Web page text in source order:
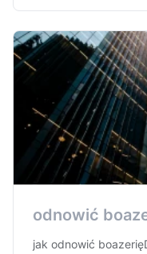
odnowić
jak odnowić